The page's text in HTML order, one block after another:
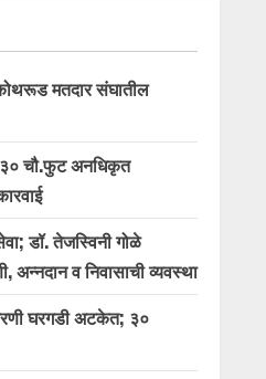
मतदार संघातील
चौ.फुट अनधिकृत
डॉ. तेजस्विनी गोळे
अन्नदान व निवासाची व्यवस्था
घरगडी अटकेत; ३०